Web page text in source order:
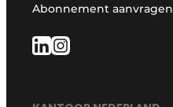
Abonnement aanvragen